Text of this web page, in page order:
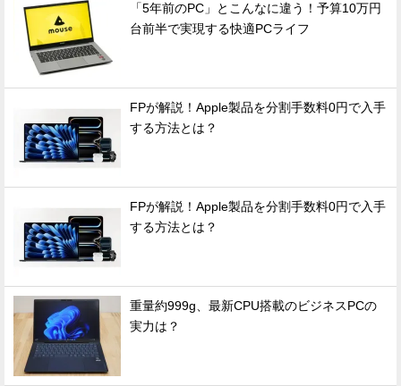
「5年前のPC」とこんなに違う！予算10万円
台前半で実現する快適PCライフ
FPが解説！Apple製品を分割手数料0円で入手
する方法とは？
FPが解説！Apple製品を分割手数料0円で入手
する方法とは？
重量約999g、最新CPU搭載のビジネスPCの
実力は？